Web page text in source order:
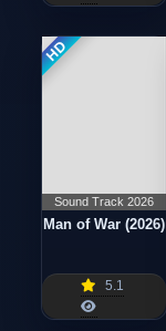
HD
Sound Track 2026
Man of War (2026)
5.1